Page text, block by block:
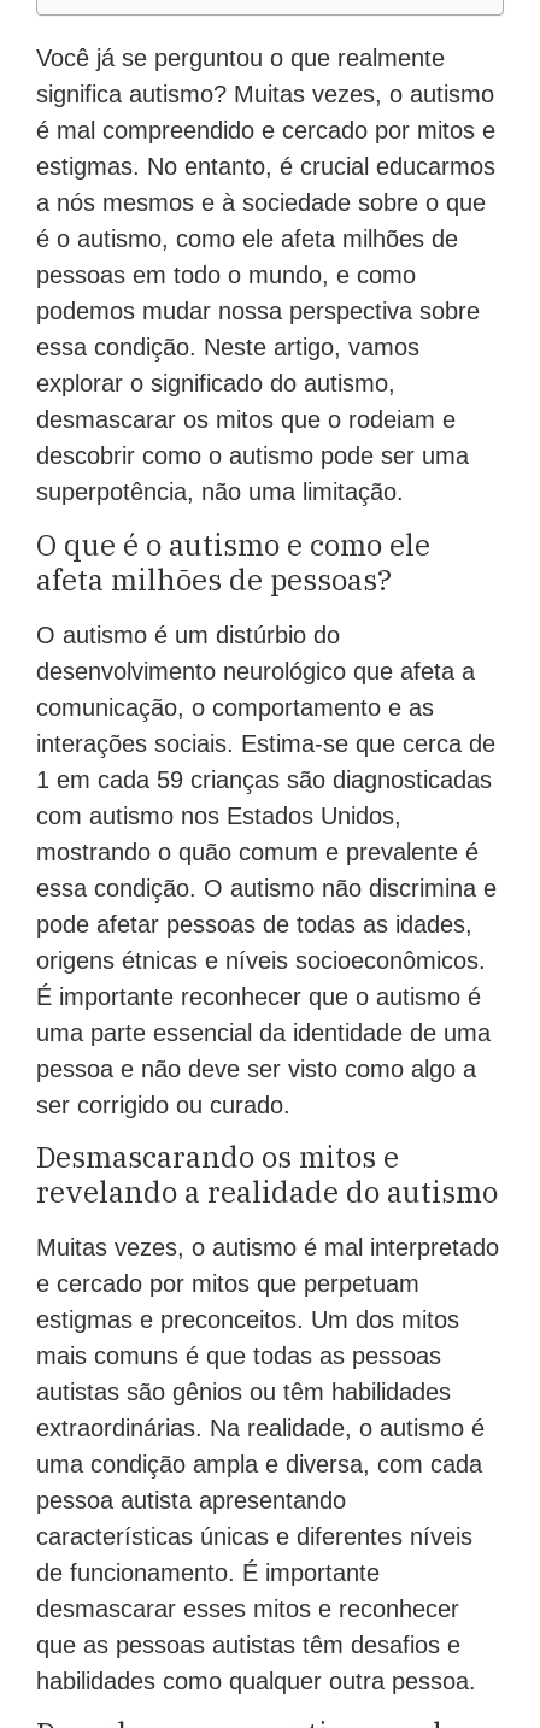
Você já se perguntou o que realmente
significa autismo? Muitas vezes, o autismo
é mal compreendido e cercado por mitos e
estigmas. No entanto, é crucial educarmos
a nós mesmos e à sociedade sobre o que
é o autismo, como ele afeta milhões de
pessoas em todo o mundo, e como
podemos mudar nossa perspectiva sobre
essa condição. Neste artigo, vamos
explorar o significado do autismo,
desmascarar os mitos que o rodeiam e
descobrir como o autismo pode ser uma
superpotência, não uma limitação.
O que é o autismo e como ele
afeta milhões de pessoas?
O autismo é um distúrbio do
desenvolvimento neurológico que afeta a
comunicação, o comportamento e as
interações sociais. Estima-se que cerca de
1 em cada 59 crianças são diagnosticadas
com autismo nos Estados Unidos,
mostrando o quão comum e prevalente é
essa condição. O autismo não discrimina e
pode afetar pessoas de todas as idades,
origens étnicas e níveis socioeconômicos.
É importante reconhecer que o autismo é
uma parte essencial da identidade de uma
pessoa e não deve ser visto como algo a
ser corrigido ou curado.
Desmascarando os mitos e
revelando a realidade do autismo
Muitas vezes, o autismo é mal interpretado
e cercado por mitos que perpetuam
estigmas e preconceitos. Um dos mitos
mais comuns é que todas as pessoas
autistas são gênios ou têm habilidades
extraordinárias. Na realidade, o autismo é
uma condição ampla e diversa, com cada
pessoa autista apresentando
características únicas e diferentes níveis
de funcionamento. É importante
desmascarar esses mitos e reconhecer
que as pessoas autistas têm desafios e
habilidades como qualquer outra pessoa.